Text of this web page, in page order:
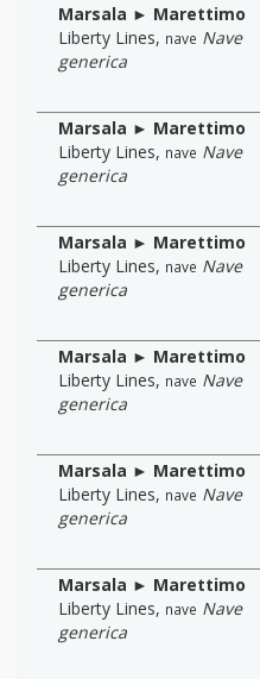
Marsala ► Marettimo
Liberty Lines, nave Nave
generica
Marsala ► Marettimo
Liberty Lines, nave Nave
generica
Marsala ► Marettimo
Liberty Lines, nave Nave
generica
Marsala ► Marettimo
Liberty Lines, nave Nave
generica
Marsala ► Marettimo
Liberty Lines, nave Nave
generica
Marsala ► Marettimo
Liberty Lines, nave Nave
generica